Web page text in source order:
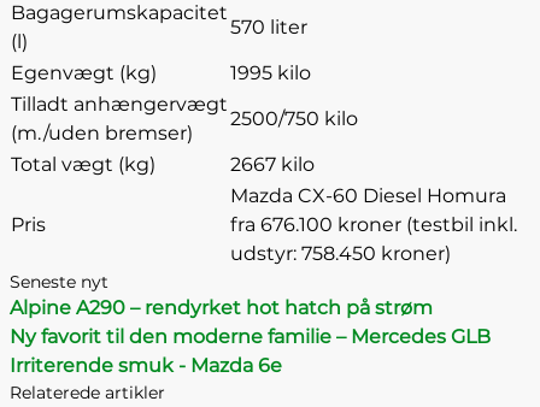
Bagagerumskapacitet
(l)
570 liter
Egenvægt (kg)
1995 kilo
Tilladt anhængervægt
(m./uden bremser)
2500/750 kilo
Total vægt (kg)
2667 kilo
Pris
Mazda CX-60 Diesel Homura
fra 676.100 kroner (testbil inkl.
udstyr: 758.450 kroner)
Seneste nyt
Alpine A290 – rendyrket hot hatch på strøm
Ny favorit til den moderne familie – Mercedes GLB
Irriterende smuk - Mazda 6e
Relaterede artikler